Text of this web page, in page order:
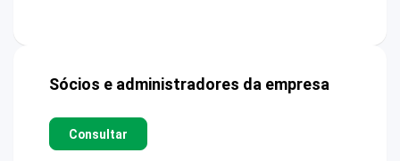
Sócios e administradores da empresa
Consultar